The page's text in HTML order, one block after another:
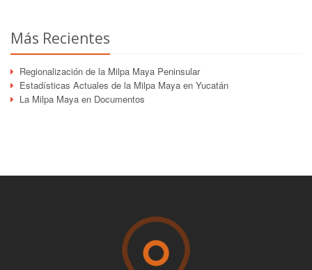
Más Recientes
Regionalización de la Milpa Maya Peninsular
Estadísticas Actuales de la Milpa Maya en Yucatán
La Milpa Maya en Documentos